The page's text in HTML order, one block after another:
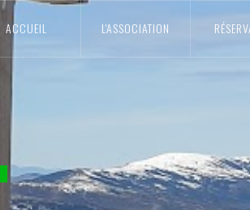
ACCUEIL L'ASSOCIATION